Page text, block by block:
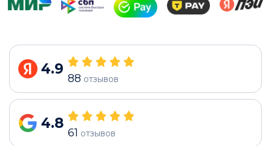
4.9
88 отзывов
4.8
61 отзывов